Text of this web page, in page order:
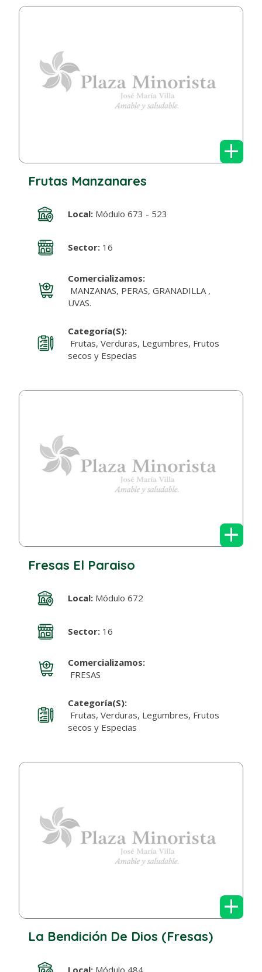
+
Frutas Manzanares
Local:Módulo 673 - 523
Sector:16
Comercializamos:
MANZANAS, PERAS, GRANADILLA ,
UVAS.
Categoría(s):
Frutas, Verduras, Legumbres, Frutos
secos y Especias
+
Fresas El Paraiso
Local:Módulo 672
Sector:16
Comercializamos:
FRESAS
Categoría(s):
Frutas, Verduras, Legumbres, Frutos
secos y Especias
+
La Bendición De Dios (Fresas)
Local:Módulo 484